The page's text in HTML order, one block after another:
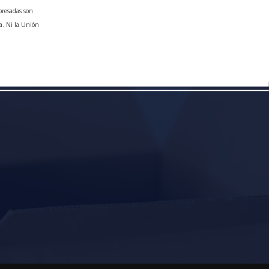
son
Ni la Unión